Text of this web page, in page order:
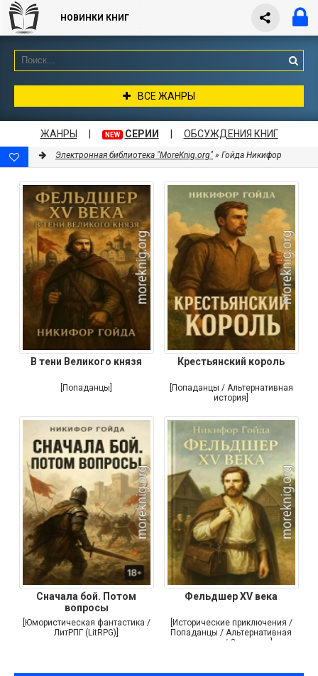
НОВИНКИ КНИГ
ВСЕ ЖАНРЫ
ЖАНРЫ NEW СЕРИИ ОБСУЖДЕНИЯ КНИГ
Электронная библиотека "MoreKnig.org" » Гойда Никифор
В тени Великого князя
[Попаданцы]
Крестьянский король
[Попаданцы / Альтернативная
история]
Сначала бой. Потом
вопросы
[Юмористическая фантастика /
ЛитРПГ (LitRPG)]
Фельдшер XV века
[Исторические приключения /
Попаданцы / Альтернативная
история / Самиздат]